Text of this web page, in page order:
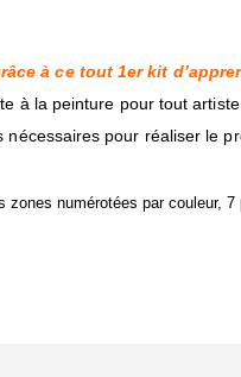
à ce tout 1er kit
à la peinture pour tout artiste
nécessaires pour réaliser le
numérotées par couleur,